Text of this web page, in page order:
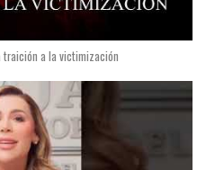
traición a la victimización